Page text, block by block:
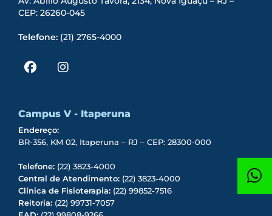
CEP: 26260-045
Telefone: (21) 2765-4000
Campus V - Itaperuna
Endereço:
BR-356, KM 02, Itaperuna – RJ – CEP: 28300-000
Telefone: (22) 3823-4000
Central de Atendimento: (22) 3823-4000
Clínica de Fisioterapia: (22) 99852-7516
Reitoria: (22) 99731-7057